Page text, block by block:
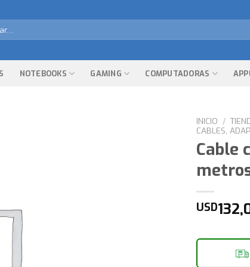
NOTEBOOKS GAMING COMPUTADORAS
INICIO /
CABLES,
Cable
USD